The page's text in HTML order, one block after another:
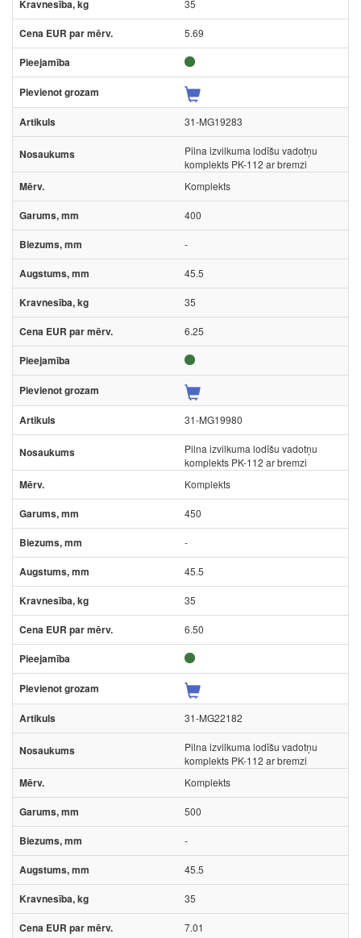
35
5.69
31-MG19283
Pilna izvilkuma lodīšu vadotņu
komplekts PK-112 ar bremzi
Komplekts
400
-
45.5
35
6.25
31-MG19980
Pilna izvilkuma lodīšu vadotņu
komplekts PK-112 ar bremzi
Komplekts
450
-
45.5
35
6.50
31-MG22182
Pilna izvilkuma lodīšu vadotņu
komplekts PK-112 ar bremzi
Komplekts
500
-
45.5
35
7.01